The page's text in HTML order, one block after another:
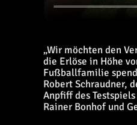
„Wir möchten den
die Erlöse in Höhe
Fußballfamilie
Robert Schraudner,
Anpfiff des
Rainer Bonhof und